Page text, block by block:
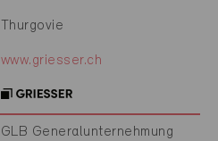
Thurgovie
www.griesser.ch
GLB Generalunternehmung